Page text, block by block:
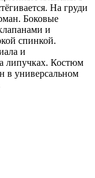
На груди
Боковые
и
спинкой.
и
липучках. Костюм
в универсальном